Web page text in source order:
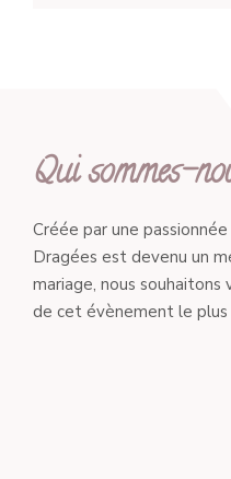
Qui sommes-
Créée par une
Dragées est devenu un
mariage, nous souhaitons
de cet évènement le